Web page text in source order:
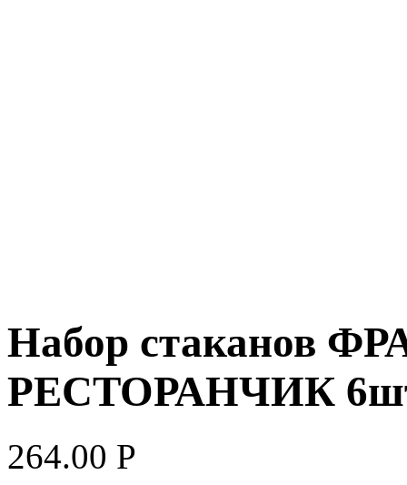
Набор стаканов
РЕСТОРАНЧИК 6шт
264.00 Р